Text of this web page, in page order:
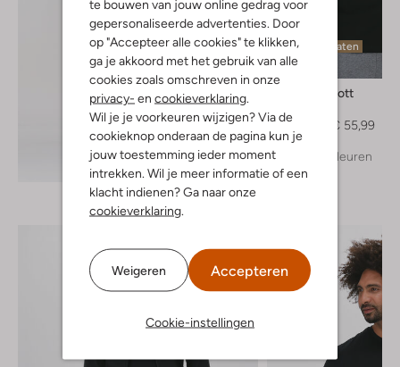
te bouwen van jouw online gedrag voor
gepersonaliseerde advertenties. Door
op "Accepteer alle cookies" te klikken,
ga je akkoord met het gebruik van alle
cookies zoals omschreven in onze
privacy- en cookieverklaring.
Wil je je voorkeuren wijzigen? Via de
cookieknop onderaan de pagina kun je
jouw toestemming ieder moment
intrekken. Wil je meer informatie of een
klacht indienen? Ga naar onze
cookieverklaring.
Weigeren Accepteren
Cookie-instellingen
Ontdek de look
Laatste maten
-20%
Lyle & Scott
€ 69,99
€ 55,99
+ meer kleuren